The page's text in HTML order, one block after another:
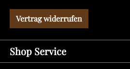
Vertrag widerrufen
Shop Service